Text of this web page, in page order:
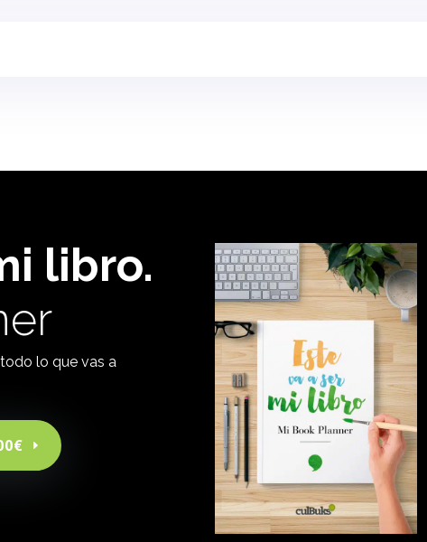
libro.
lo que vas a